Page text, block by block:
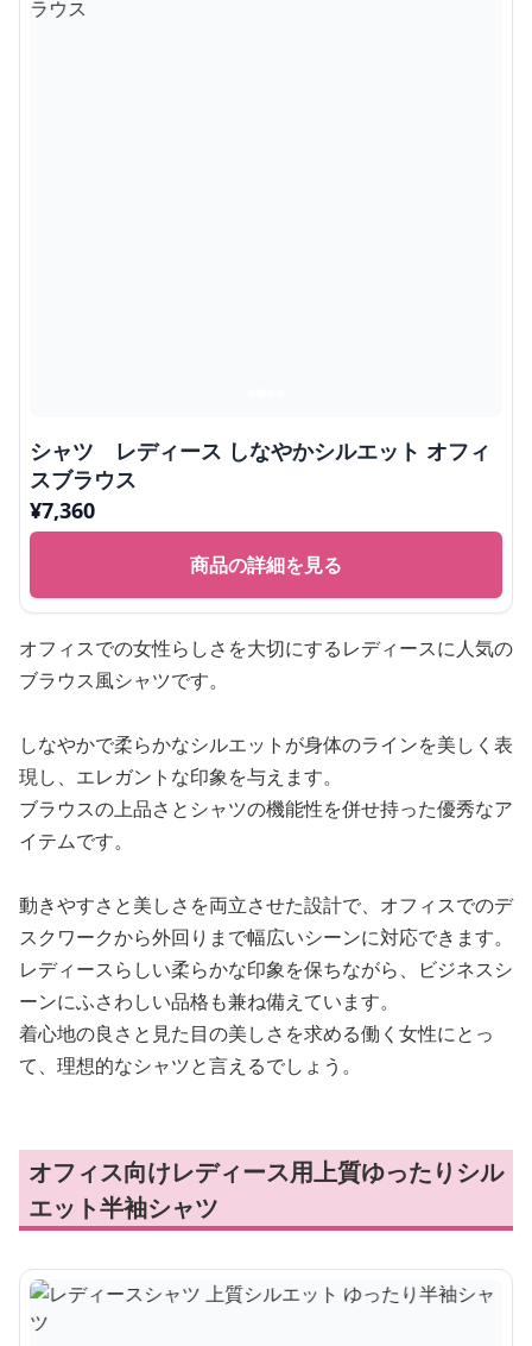
シャツ レディース しなやかシルエット オフィ
スブラウス
¥7,360
商品の詳細を見る
オフィスでの女性らしさを大切にするレディースに人気の
ブラウス風シャツです。
しなやかで柔らかなシルエットが身体のラインを美しく表
現し、エレガントな印象を与えます。
ブラウスの上品さとシャツの機能性を併せ持った優秀なア
イテムです。
動きやすさと美しさを両立させた設計で、オフィスでのデ
スクワークから外回りまで幅広いシーンに対応できます。
レディースらしい柔らかな印象を保ちながら、ビジネスシ
ーンにふさわしい品格も兼ね備えています。
着心地の良さと見た目の美しさを求める働く女性にとっ
て、理想的なシャツと言えるでしょう。
オフィス向けレディース用上質ゆったりシル
エット半袖シャツ